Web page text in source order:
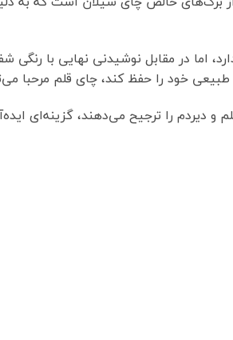
اما در مقابل نوشیدنی نهایی با رنگی
خود را حفظ کند، چای قلم مرحبا
و دیر‌دم را ترجیح می‌دهند، گزینه‌ای